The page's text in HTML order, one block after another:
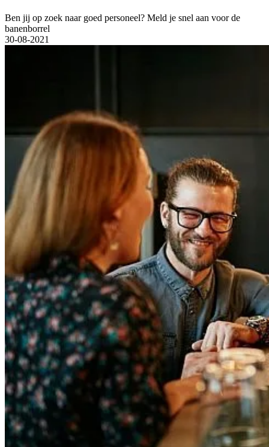
Ben jij op zoek naar goed personeel? Meld je snel aan voor de
banenborrel
30-08-2021